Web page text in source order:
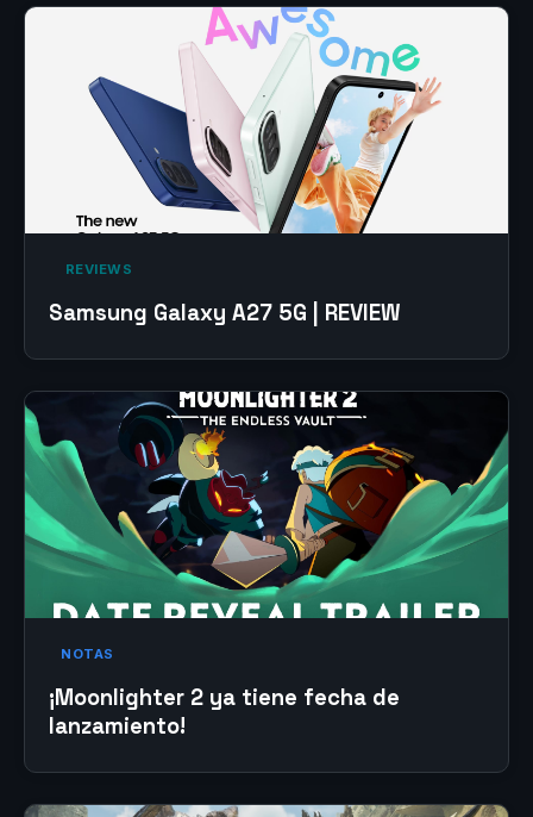
‎ REVIEWS‎
Samsung Galaxy A27 5G | REVIEW
NOTAS
¡Moonlighter 2 ya tiene fecha de
lanzamiento!